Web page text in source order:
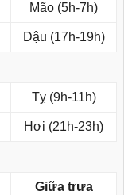
Mão (5h-7h)
Dậu (17h-19h)
Tỵ (9h-11h)
Hợi (21h-23h)
Giữa trưa